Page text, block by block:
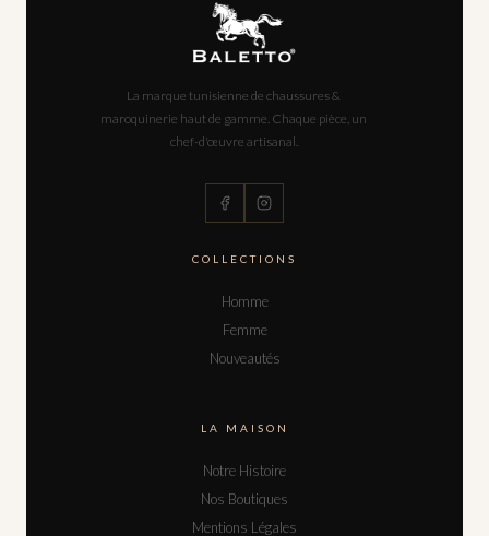
La marque tunisienne de chaussures &
maroquinerie haut de gamme. Chaque pièce, un
chef-d'œuvre artisanal.
COLLECTIONS
Homme
Femme
Nouveautés
LA MAISON
Notre Histoire
Nos Boutiques
Mentions Légales